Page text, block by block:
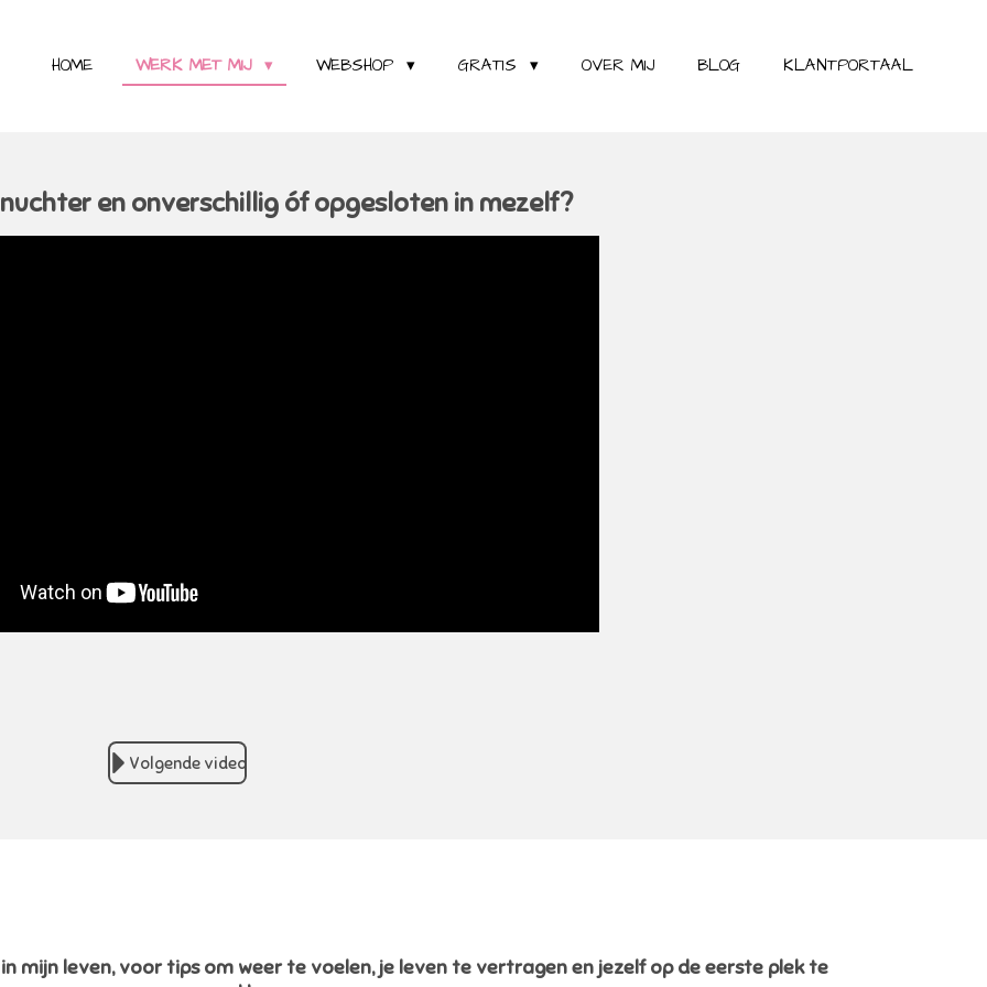
HOME WERK MET MIJ WEBSHOP GRATIS OVER MIJ BLOG KLANTPORTAAL
nuchter en onverschillig óf opgesloten in mezelf?
Volgende video
mijn leven, voor tips om weer te voelen, je leven te vertragen en jezelf op de eerste plek te